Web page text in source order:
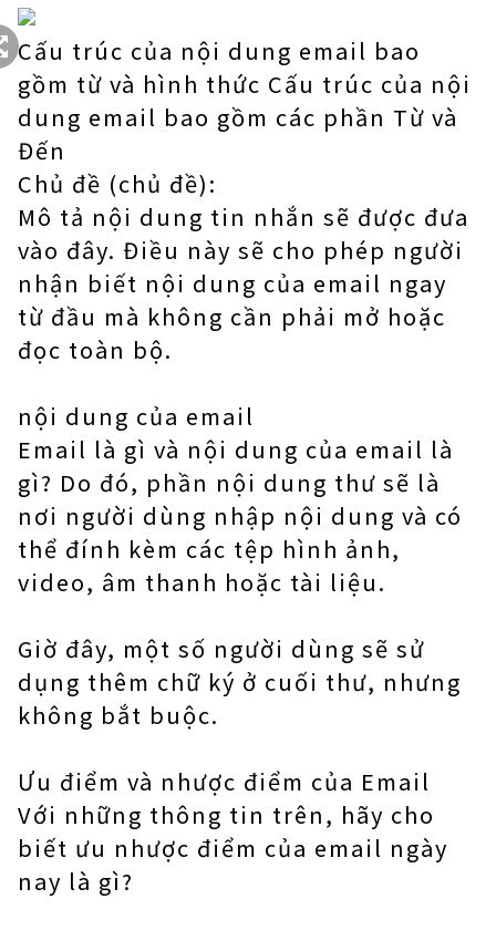
Cấu trúc của nội dung email bao
gồm từ và hình thức Cấu trúc của nội
dung email bao gồm các phần Từ và
Đến
Chủ đề (chủ đề):
Mô tả nội dung tin nhắn sẽ được đưa
vào đây. Điều này sẽ cho phép người
nhận biết nội dung của email ngay
từ đầu mà không cần phải mở hoặc
đọc toàn bộ.
nội dung của email
Email là gì và nội dung của email là
gì? Do đó, phần nội dung thư sẽ là
nơi người dùng nhập nội dung và có
thể đính kèm các tệp hình ảnh,
video, âm thanh hoặc tài liệu.
Giờ đây, một số người dùng sẽ sử
dụng thêm chữ ký ở cuối thư, nhưng
không bắt buộc.
Ưu điểm và nhược điểm của Email
Với những thông tin trên, hãy cho
biết ưu nhược điểm của email ngày
nay là gì?